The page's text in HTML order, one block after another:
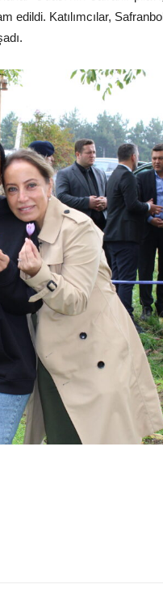
edildi. Katılımcılar,